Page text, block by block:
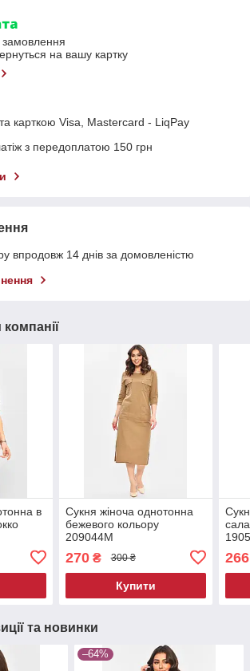
на вашу картку
карткою Visa, Mastercard - LiqPay
з передоплатою 150 грн
впродовж 14 днів за домовленістю
компанії
в
Сукня жіноча однотонна
бежевого кольору
209044M
270₴ 300 ₴
Купити
266
та новинки
–64%